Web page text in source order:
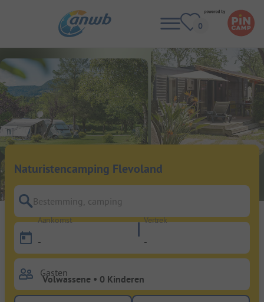
Naturistencamping Flevoland
Bestemming, camping
Aankomst
-
Vertrek
-
Gasten